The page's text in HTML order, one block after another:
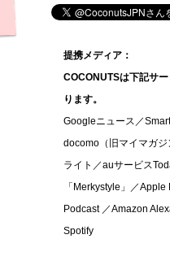
提携メディア：
COCONUTSは下記サ
ります。
Googleニュース／
docomo（旧マイマガ
ライト／auサービス
「Merkystyle」／
Podcast ／Amazon
Spotify